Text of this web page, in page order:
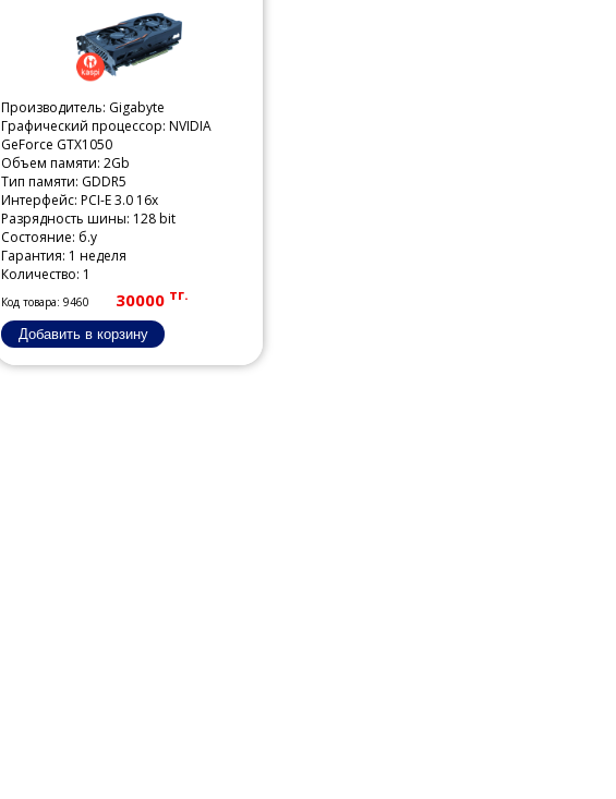
Производитель: Gigabyte
Графический процессор: NVIDIA
GeForce GTX1050
Объем памяти: 2Gb
Тип памяти: GDDR5
Интерфейс: PCI-E 3.0 16x
Разрядность шины: 128 bit
Состояние: б.у
Гарантия: 1 неделя
Количество: 1
Код товара: 9460 30000 тг.